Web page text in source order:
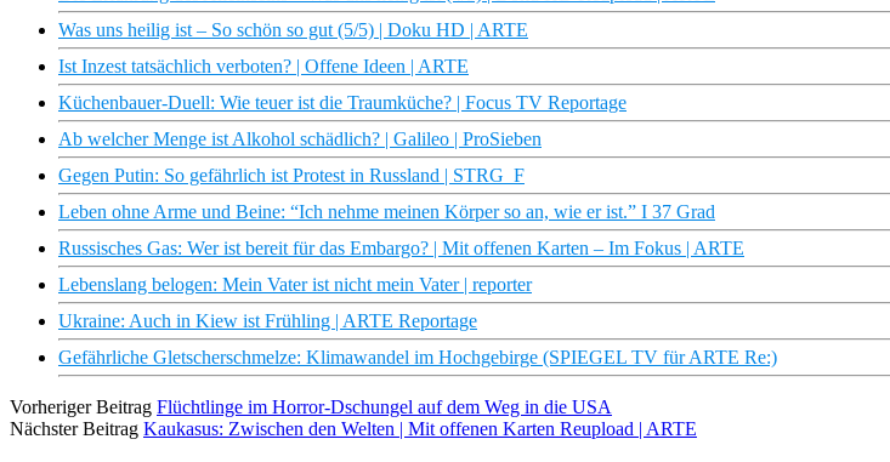
Was uns heilig ist – So schön so gut (5/5) | Doku HD | ARTE
Ist Inzest tatsächlich verboten? | Offene Ideen | ARTE
Küchenbauer-Duell: Wie teuer ist die Traumküche? | Focus TV Reportage
Ab welcher Menge ist Alkohol schädlich? | Galileo | ProSieben
Gegen Putin: So gefährlich ist Protest in Russland | STRG_F
Leben ohne Arme und Beine: “Ich nehme meinen Körper so an, wie er ist.” I 37 Grad
Russisches Gas: Wer ist bereit für das Embargo? | Mit offenen Karten – Im Fokus | ARTE
Lebenslang belogen: Mein Vater ist nicht mein Vater | reporter
Ukraine: Auch in Kiew ist Frühling | ARTE Reportage
Gefährliche Gletscherschmelze: Klimawandel im Hochgebirge (SPIEGEL TV für ARTE Re:)
Vorheriger Beitrag Flüchtlinge im Horror-Dschungel auf dem Weg in die USA
Nächster Beitrag Kaukasus: Zwischen den Welten | Mit offenen Karten Reupload | ARTE